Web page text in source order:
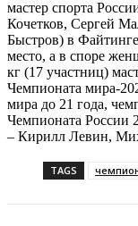
мастер спорта
Кочетков, Сергей
Быстров) в Файтинге
место, а в споре
кг (17 участниц)
Чемпионата мира-
мира до 21 года,
Чемпионата России
– Кирилл Левин,
TAGS